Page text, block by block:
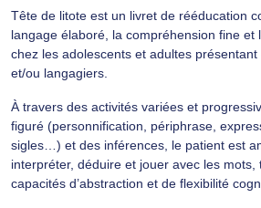
Tête de litote est un livret de rééducation
langage élaboré, la compréhension fine et
chez les adolescents et adultes
et/ou langagiers.
À travers des activités variées et
figuré (personnification, périphrase,
sigles…) et des inférences, le patient est
interpréter, déduire et jouer avec les mots,
capacités d’abstraction et de flexibilité